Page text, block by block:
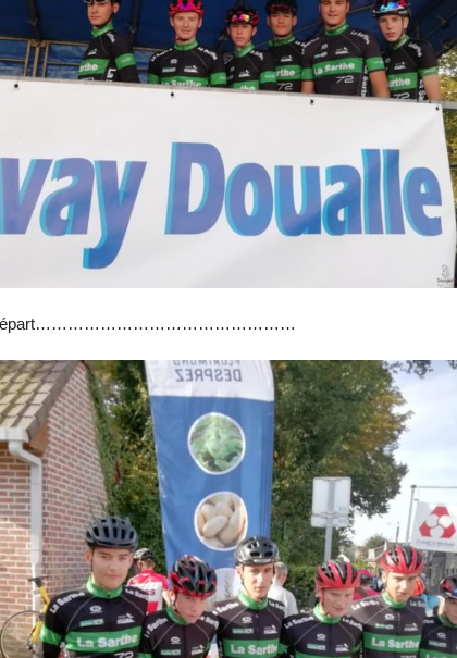
départ…………………………………………